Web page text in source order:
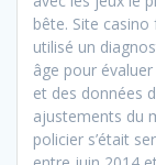
bête. Site
utilisé un
âge pour
et des données
ajustements du
policier s’était